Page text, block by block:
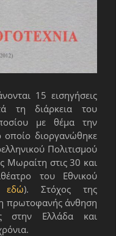
15 εισηγήσεις
τη διάρκεια του
με θέμα την
οποίο διοργανώθηκε
Πολιτισμού
Μωραίτη στις 30 και
του Εθνικού
εδώ). Στόχος της
πρωτοφανής άνθηση
στην Ελλάδα και